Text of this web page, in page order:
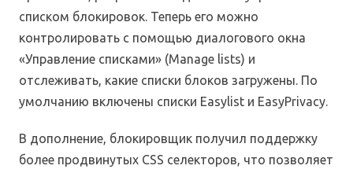
списком блокировок. Теперь его можно
контролировать с помощью диалогового окна
«Управление списками» (Manage lists) и
отслеживать, какие списки блоков загружены. По
умолчанию включены списки Easylist и EasyPrivacy.
В дополнение, блокировщик получил поддержку
более продвинутых CSS селекторов, что позволяет